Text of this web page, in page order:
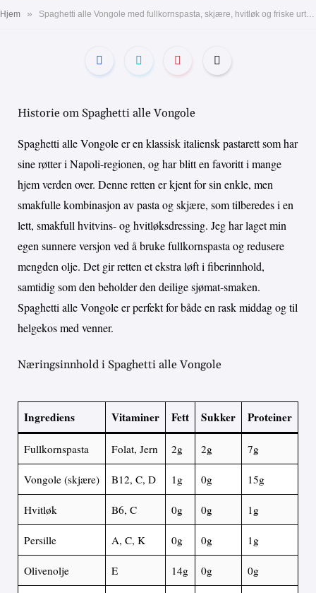
Hjem »
Historie om Spaghetti alle Vongole
Spaghetti alle Vongole er en klassisk italiensk pastarett som har
sine røtter i Napoli-regionen, og har blitt en favoritt i mange
hjem verden over. Denne retten er kjent for sin enkle, men
smakfulle kombinasjon av pasta og skjære, som tilberedes i en
lett, smakfull hvitvins- og hvitløksdressing. Jeg har laget min
egen sunnere versjon ved å bruke fullkornspasta og redusere
mengden olje. Det gir retten et ekstra løft i fiberinnhold,
samtidig som den beholder den deilige sjømat-smaken.
Spaghetti alle Vongole er perfekt for både en rask middag og til
helgekos med venner.
Næringsinnhold i Spaghetti alle Vongole
Ingrediens Vitaminer Fett Sukker Proteiner
Fullkornspasta Folat, Jern 2g 2g 7g
Vongole (skjære) B12, C, D 1g 0g 15g
Hvitløk B6, C 0g 0g 1g
Persille A, C, K 0g 0g 1g
Olivenolje E 14g 0g 0g